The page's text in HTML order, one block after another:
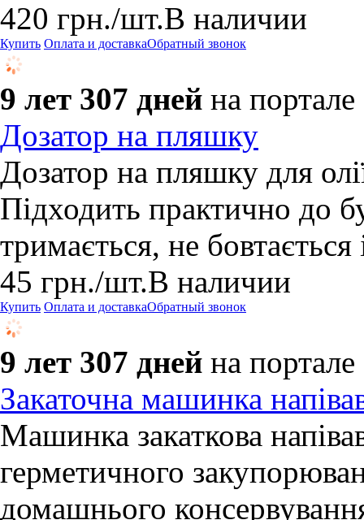
420 грн./шт.В наличии
Купить Оплата и доставкаОбратный звонок
9 лет 307 дней на портале
Дозатор на пляшку
Дозатор на пляшку для
Підходить практично до
тримається, не бовтається
45 грн./шт.В наличии
Купить Оплата и доставкаОбратный звонок
9 лет 307 дней на портале
Закаточна машинка
Машинка закаткова
герметичного
домашнього